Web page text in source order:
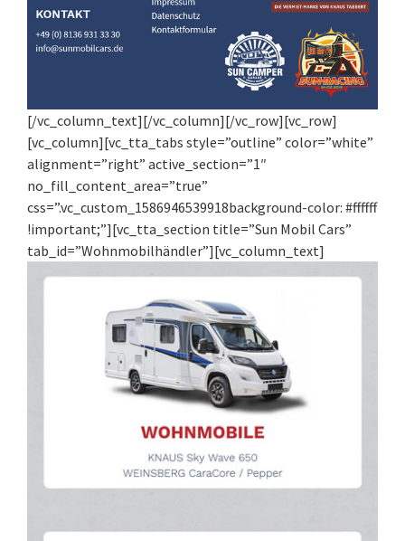
[/vc_column_text][/vc_column][/vc_row][vc_row]
[vc_column][vc_tta_tabs style=”outline” color=”white”
alignment=”right” active_section=”1″
no_fill_content_area=”true”
css=”.vc_custom_1586946539918background-color: #ffffff
!important;”][vc_tta_section title=”Sun Mobil Cars”
tab_id=”Wohnmobilhändler”][vc_column_text]